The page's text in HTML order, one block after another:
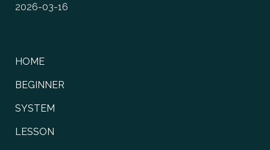
2026-03-16
HOME
BEGINNER
SYSTEM
LESSON